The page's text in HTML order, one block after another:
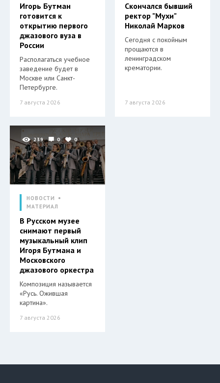
Игорь Бутман
готовится к
открытию первого
джазового вуза в
России
Располагаться учебное
заведение будет в
Москве или Санкт-
Петербурге.
7 августа 2026
Скончался бывший
ректор "Мухи"
Николай Марков
Сегодня с покойным
прощаются в
ленинградском
крематории.
7 августа 2026
239 0 0
НОВОСТИ
МАТЕРИАЛ
В Русском музее
снимают первый
музыкальный клип
Игоря Бутмана и
Московского
джазового оркестра
Композиция называется
«Русь. Ожившая
картина».
7 августа 2026